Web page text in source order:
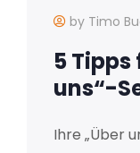
by Timo
5 Tipps
uns“-
Ihre „Über